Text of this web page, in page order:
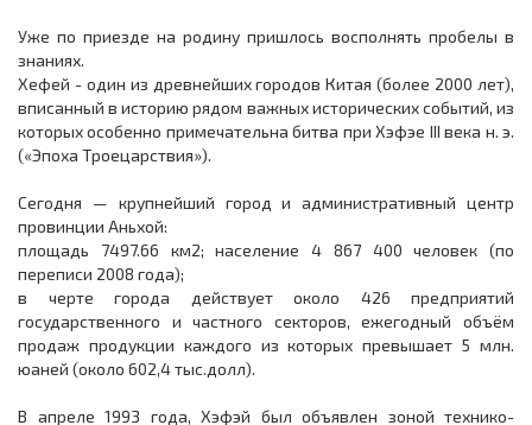
Уже по приезде на родину пришлось восполнять пробелы в
знаниях.
Хефей - один из древнейших городов Китая (более 2000 лет),
вписанный в историю рядом важных исторических событий, из
которых особенно примечательна битва при Хэфэе III века н. э.
(«Эпоха Троецарствия»).
Сегодня — крупнейший город и административный центр
провинции Аньхой:
площадь 7497.66 км2; население 4 867 400 человек (по
переписи 2008 года);
в черте города действует около 426 предприятий
государственного и частного секторов, ежегодный объём
продаж продукции каждого из которых превышает 5 млн.
юаней (около 602,4 тыс.долл).
В апреле 1993 года, Хэфэй был объявлен зоной технико-